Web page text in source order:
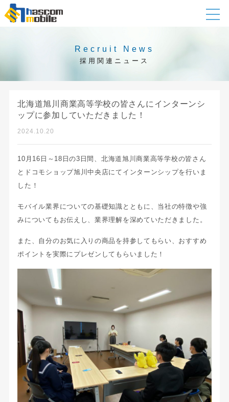
Recruit News
採用関連ニュース
北海道旭川商業高等学校の皆さんにインターンシ
ップに参加していただきました！
2024.10.20
10月16日～18日の3日間、北海道旭川商業高等学校の皆さん
とドコモショップ旭川中央店にてインターンシップを行いま
した！
モバイル業界についての基礎知識とともに、当社の特徴や強
みについてもお伝えし、業界理解を深めていただきました。
また、自分のお気に入りの商品を持参してもらい、おすすめ
ポイントを実際にプレゼンしてもらいました！